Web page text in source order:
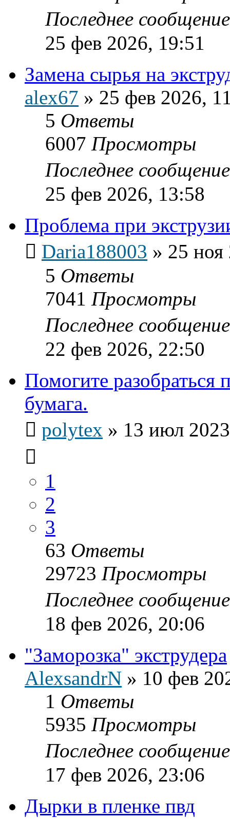
Последнее
25 фев 2026, 19:51
Замена сырья на
alex67 » 25 фев 2026,
5 Ответы
6007 Просмотры
Последнее
25 фев 2026, 13:58
Проблема при
Daria188003 » 25 ноя
5 Ответы
7041 Просмотры
Последнее
22 фев 2026, 22:50
Помогите разобраться
бумага.
polytex » 13 июл
1
2
3
63 Ответы
29723 Просмотры
Последнее
18 фев 2026, 20:06
"Заморозка" экструдера
AlexsandrN » 10 фев
1 Ответы
5935 Просмотры
Последнее
17 фев 2026, 23:06
Дырки в пленке пвд